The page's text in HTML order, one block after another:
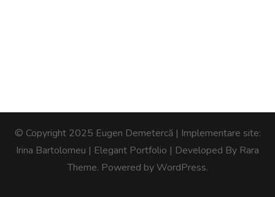
© Copyright 2025 Eugen Demetercă | Implementare site:
Irina Bartolomeu | Elegant Portfolio | Developed By Rara
Theme. Powered by WordPress.